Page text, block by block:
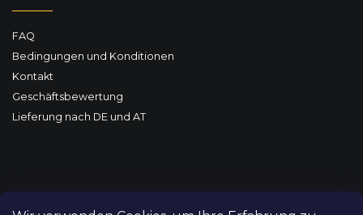
FAQ
Bedingungen und Konditionen
Kontakt
Geschäftsbewertung
Lieferung nach DE und AT